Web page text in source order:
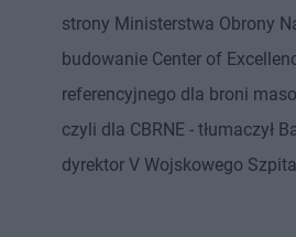
strony Ministerstwa Obrony
budowanie Center of
referencyjnego dla broni
czyli dla CBRNE - tłumaczył
dyrektor V Wojskowego